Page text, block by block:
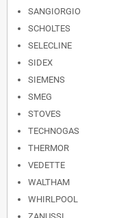
SANGIORGIO
SCHOLTES
SELECLINE
SIDEX
SIEMENS
SMEG
STOVES
TECHNOGAS
THERMOR
VEDETTE
WALTHAM
WHIRLPOOL